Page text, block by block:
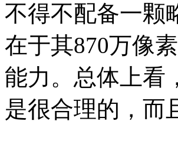
不得不配备一颗
在于其870万像
能力。总体上看
是很合理的，而